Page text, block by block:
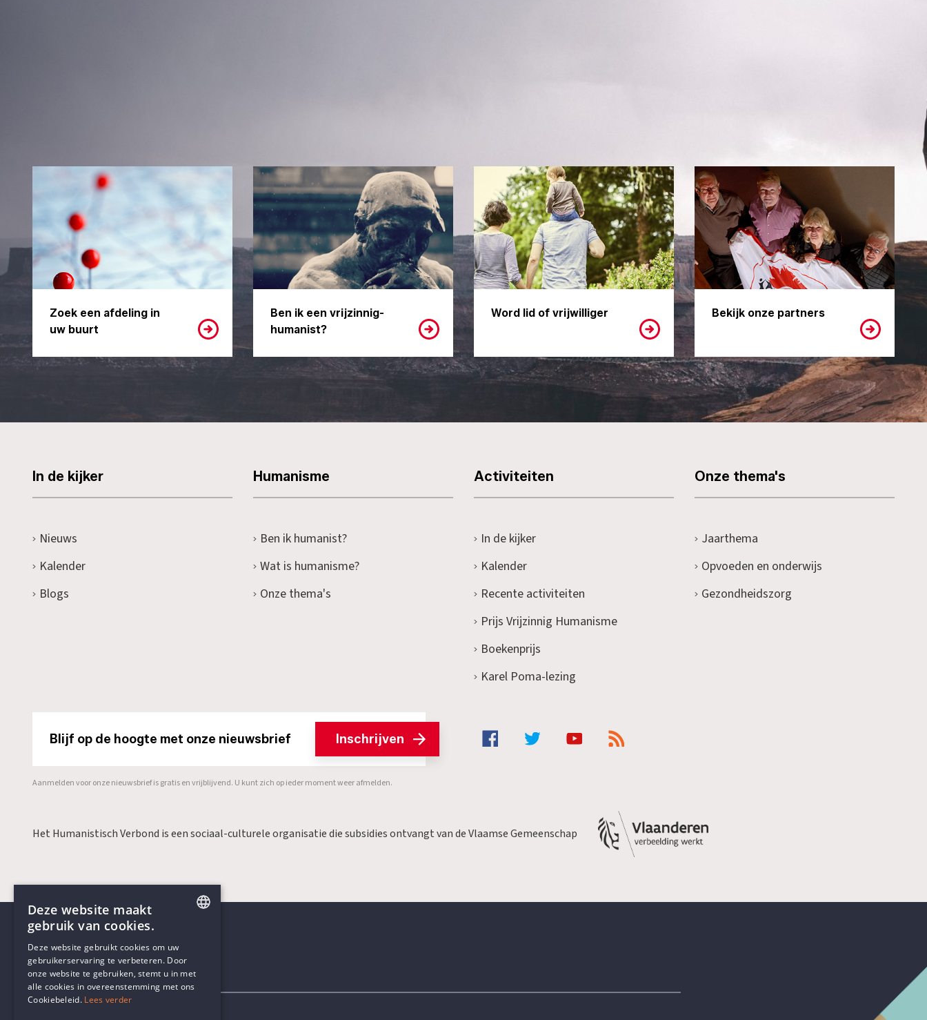
Zoek een afdeling in
uw buurt
Ben ik een vrijzinnig-
humanist?
Word lid of vrijwilliger Bekijk onze partners
In de kijker
Nieuws
Kalender
Blogs
Humanisme
Ben ik humanist?
Wat is humanisme?
Onze thema's
Activiteiten
In de kijker
Kalender
Recente activiteiten
Prijs Vrijzinnig Humanisme
Boekenprijs
Karel Poma-lezing
Onze thema's
Jaarthema
Opvoeden en onderwijs
Gezondheidszorg
Blijf op de hoogte met onze nieuwsbrief Inschrijven
Aanmelden voor onze nieuwsbrief is gratis en vrijblijvend. U kunt zich op ieder moment weer afmelden.
Het Humanistisch Verbond is een sociaal-culturele organisatie die subsidies ontvangt van de Vlaamse Gemeenschap
Contactgegevens
DUTCH
Deze website maakt
gebruik van cookies.
Deze website gebruikt cookies om uw
gebruikerservaring te verbeteren. Door
onze website te gebruiken, stemt u in met
alle cookies in overeenstemming met ons
Cookiebeleid. Lees verder